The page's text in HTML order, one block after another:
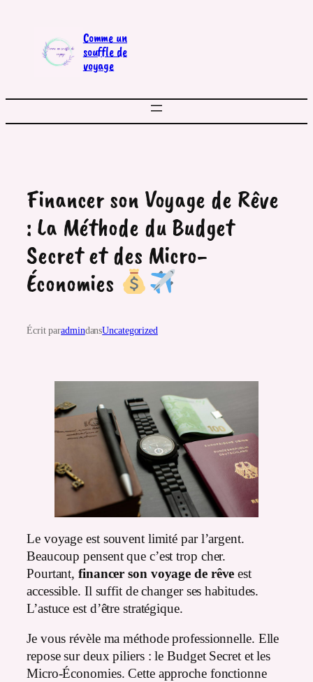
contenu
Comme un
souffle de
voyage
Financer son Voyage de Rêve
: La Méthode du Budget
Secret et des Micro-
Économies
Écrit paradmindansUncategorized
Le voyage est souvent limité par l’argent.
Beaucoup pensent que c’est trop cher.
Pourtant,financer son voyage de rêve est
accessible. Il suffit de changer ses habitudes.
L’astuce est d’être stratégique.
Je vous révèle ma méthode professionnelle. Elle
repose sur deux piliers : le Budget Secret et les
Micro-Économies. Cette approche fonctionne